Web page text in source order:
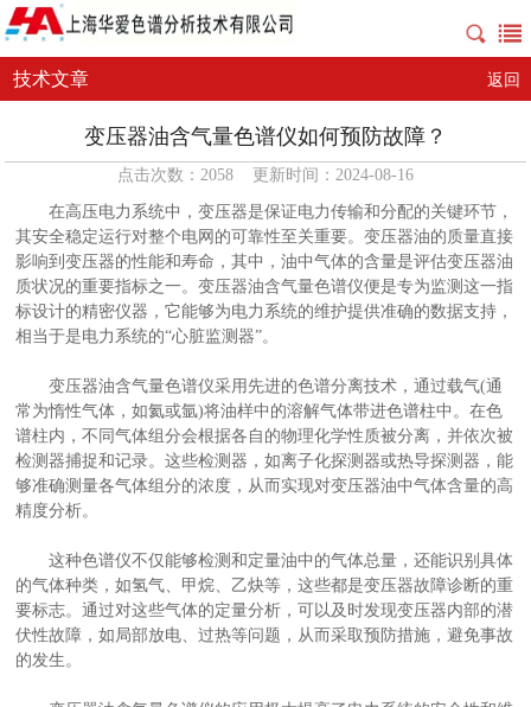
技术文章 返回
变压器油含气量色谱仪如何预防故障？
点击次数：2058 更新时间：2024-08-16
在高压电力系统中，变压器是保证电力传输和分配的关键环节，
其安全稳定运行对整个电网的可靠性至关重要。变压器油的质量直接
影响到变压器的性能和寿命，其中，油中气体的含量是评估变压器油
质状况的重要指标之一。变压器油含气量色谱仪便是专为监测这一指
标设计的精密仪器，它能够为电力系统的维护提供准确的数据支持，
相当于是电力系统的“心脏监测器”。
变压器油含气量色谱仪采用先进的色谱分离技术，通过载气(通
常为惰性气体，如氦或氩)将油样中的溶解气体带进色谱柱中。在色
谱柱内，不同气体组分会根据各自的物理化学性质被分离，并依次被
检测器捕捉和记录。这些检测器，如离子化探测器或热导探测器，能
够准确测量各气体组分的浓度，从而实现对变压器油中气体含量的高
精度分析。
这种色谱仪不仅能够检测和定量油中的气体总量，还能识别具体
的气体种类，如氢气、甲烷、乙炔等，这些都是变压器故障诊断的重
要标志。通过对这些气体的定量分析，可以及时发现变压器内部的潜
伏性故障，如局部放电、过热等问题，从而采取预防措施，避免事故
的发生。